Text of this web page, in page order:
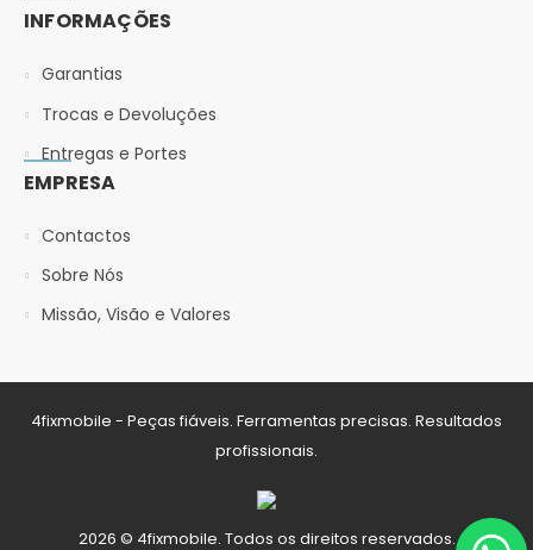
INFORMAÇÕES
Garantias
Trocas e Devoluções
Entregas e Portes
EMPRESA
Contactos
Sobre Nós
Missão, Visão e Valores
4fixmobile - Peças fiáveis. Ferramentas precisas. Resultados
profissionais.
2026 © 4fixmobile. Todos os direitos reservados.